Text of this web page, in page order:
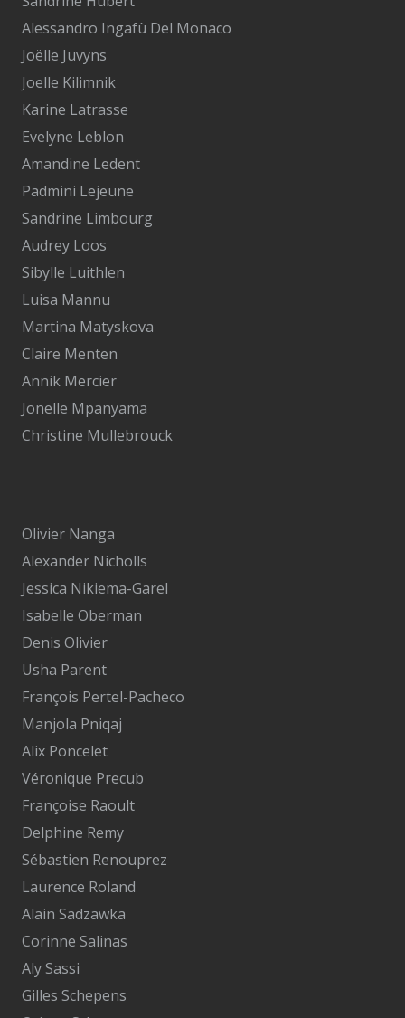
Alessandro Ingafù Del Monaco
Joëlle Juvyns
Joelle Kilimnik
Karine Latrasse
Evelyne Leblon
Amandine Ledent
Padmini Lejeune
Sandrine Limbourg
Audrey Loos
Sibylle Luithlen
Luisa Mannu
Martina Matyskova
Claire Menten
Annik Mercier
Jonelle Mpanyama
Christine Mullebrouck
Olivier Nanga
Alexander Nicholls
Jessica Nikiema-Garel
Isabelle Oberman
Denis Olivier
Usha Parent
François Pertel-Pacheco
Manjola Pniqaj
Alix Poncelet
Véronique Precub
Françoise Raoult
Delphine Remy
Sébastien Renouprez
Laurence Roland
Alain Sadzawka
Corinne Salinas
Aly Sassi
Gilles Schepens